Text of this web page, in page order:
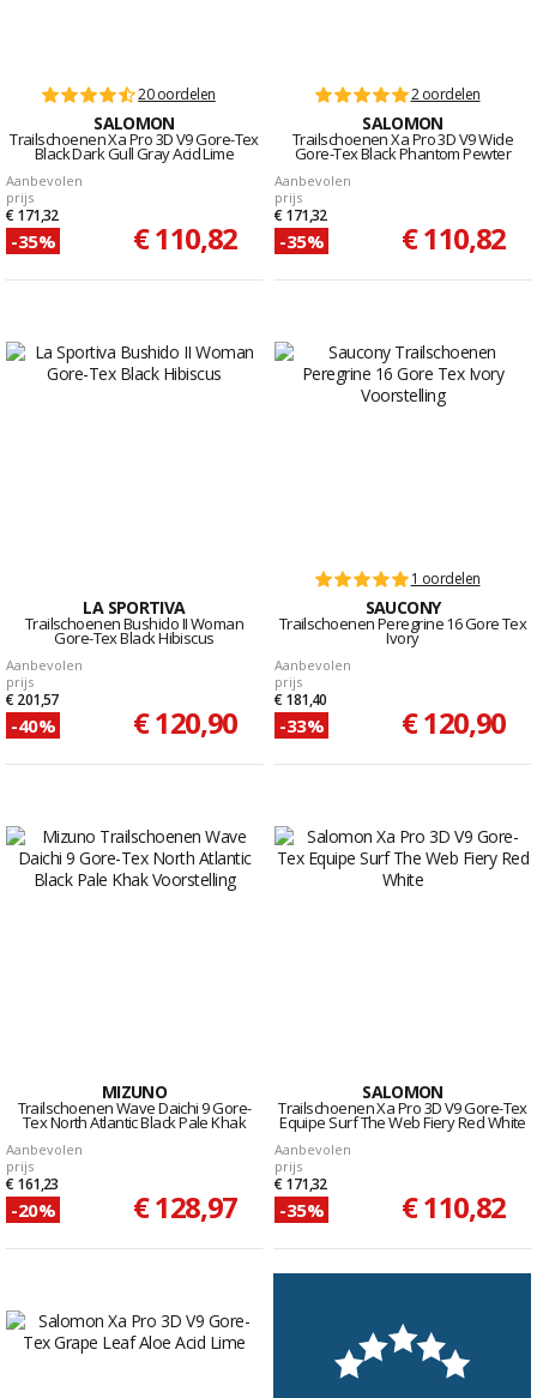
20 oordelen
SALOMON
Trailschoenen Xa Pro 3D V9 Gore-Tex
Black Dark Gull Gray Acid Lime
Aanbevolen
prijs
€ 171,32
-35% € 110,82
2 oordelen
SALOMON
Trailschoenen Xa Pro 3D V9 Wide
Gore-Tex Black Phantom Pewter
Aanbevolen
prijs
€ 171,32
-35% € 110,82
LA SPORTIVA
Trailschoenen Bushido II Woman
Gore-Tex Black Hibiscus
Aanbevolen
prijs
€ 201,57
-40% € 120,90
1 oordelen
SAUCONY
Trailschoenen Peregrine 16 Gore Tex
Ivory
Aanbevolen
prijs
€ 181,40
-33% € 120,90
MIZUNO
Trailschoenen Wave Daichi 9 Gore-
Tex North Atlantic Black Pale Khak
Aanbevolen
prijs
€ 161,23
-20% € 128,97
SALOMON
Trailschoenen Xa Pro 3D V9 Gore-Tex
Equipe Surf The Web Fiery Red White
Aanbevolen
prijs
€ 171,32
-35% € 110,82